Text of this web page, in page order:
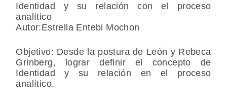
Identidad y su relación con el proceso
analítico
‏Autor:Estrella Entebi Mochon
Objetivo: Desde la postura de León y Rebeca
Grinberg, lograr definir el concepto de
Identidad y su relación en el proceso
analítico.